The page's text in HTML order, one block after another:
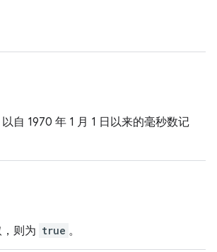
自 1970 年 1 月 1 日以来的毫秒数记
则为 true 。